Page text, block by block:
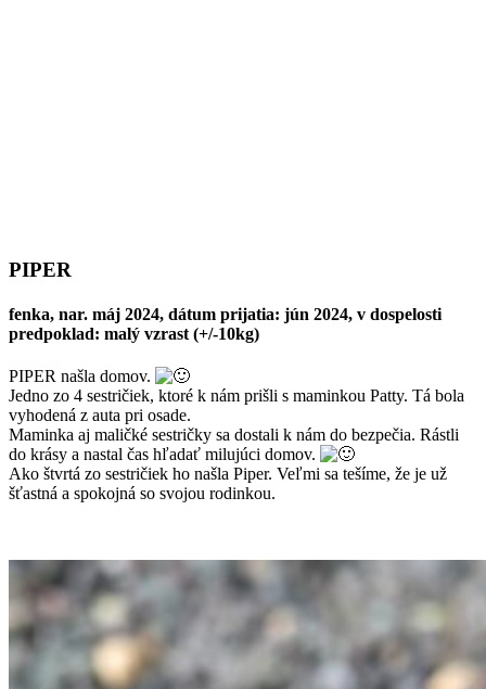
predpoklad: malý vzrast (+/-10kg)
Jedno zo 4 sestričiek, ktoré k nám prišli s maminkou Patty. Tá bola
vyhodená z auta pri osade.
Maminka aj maličké sestričky sa dostali k nám do bezpečia. Rástli
do krásy a nastal čas hľadať milujúci domov.
Ako štvrtá zo sestričiek ho našla Piper. Veľmi sa tešíme, že je už
šťastná a spokojná so svojou rodinkou.